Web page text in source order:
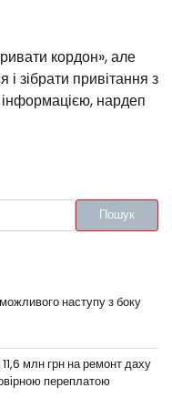
кордон», але
зібрати привітання з
нардеп
Пошук
наступу з боку
млн грн на ремонт даху
переплатою